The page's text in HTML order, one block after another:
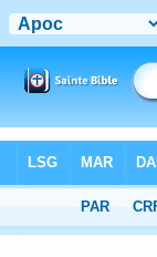
Chapitre 1 > Verset 13